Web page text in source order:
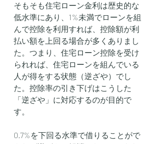
そもそも住宅ローン金利は歴史的な
低水準にあり、1%未満でローンを組
んで控除を利用すれば、控除額が利
払い額を上回る場合が多くありまし
た。つまり、住宅ローン控除を受け
られれば、住宅ローンを組んでいる
人が得をする状態（逆ざや）でし
た。控除率の引き下げはこうした
「逆ざや」に対応するのが目的で
す。
0.7%を下回る水準で借りることがで